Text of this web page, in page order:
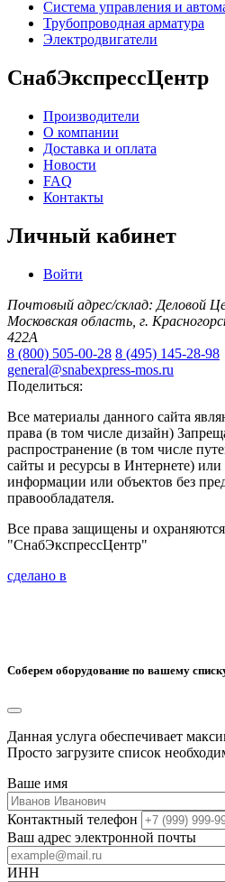
Система управления и
Трубопроводная арматура
Электродвигатели
СнабЭкспрессЦентр
Производители
О компании
Доставка и оплата
Новости
FAQ
Контакты
Личный кабинет
Войти
Почтовый адрес/склад: Деловой
Московская область, г.
422А
8 (800) 505-00-28 8 (495) 145-28-98
general@snabexpress-mos.ru
Поделиться:
Все материалы данного сайта
права (в том числе дизайн)
распространение (в том числе
сайты и ресурсы в Интернете)
информации или объектов без
правообладателя.
Все права защищены и
"СнабЭкспрессЦентр"
сделано в
Соберем оборудование по вашему
Данная услуга обеспечивает
Просто загрузите список
Ваше имя
Контактный телефон
Ваш адрес электронной почты
ИНН